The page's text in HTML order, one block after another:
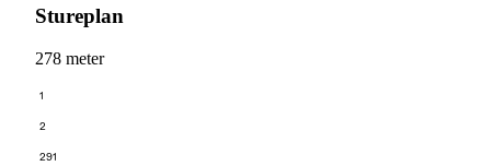
Stureplan
278 meter
1
2
291